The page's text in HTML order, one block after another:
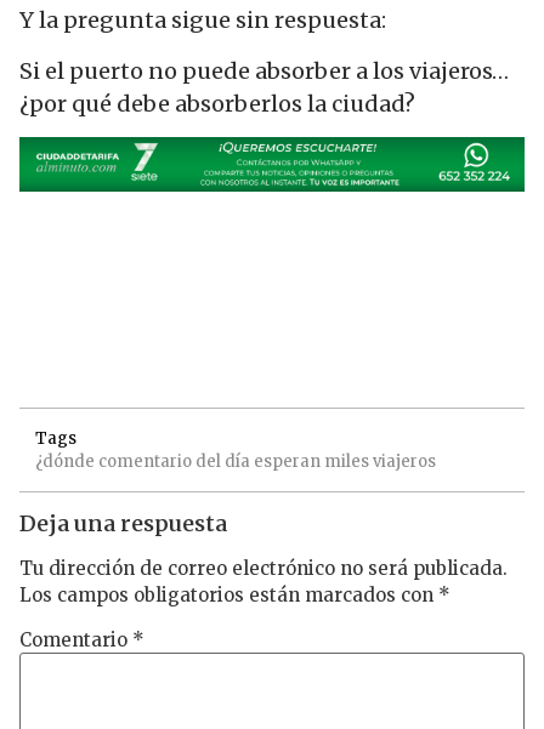
Y la pregunta sigue sin respuesta:
Si el puerto no puede absorber a los viajeros…
¿por qué debe absorberlos la ciudad?
Tags
¿dónde comentario del día esperan milesviajeros
Deja una respuesta
Tu dirección de correo electrónico no será publicada.
Los campos obligatorios están marcados con *
Comentario *